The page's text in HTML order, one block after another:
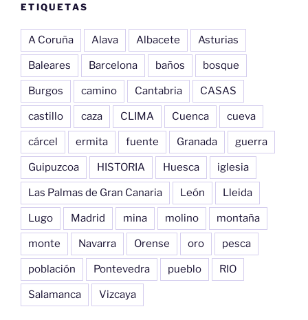
ETIQUETAS
A Coruña Alava Albacete Asturias
Baleares Barcelona baños bosque
Burgos camino Cantabria CASAS
castillo caza CLIMA Cuenca cueva
cárcel ermita fuente Granada guerra
Guipuzcoa HISTORIA Huesca iglesia
Las Palmas de Gran Canaria León Lleida
Lugo Madrid mina molino montaña
monte Navarra Orense oro pesca
población Pontevedra pueblo RIO
Salamanca Vizcaya